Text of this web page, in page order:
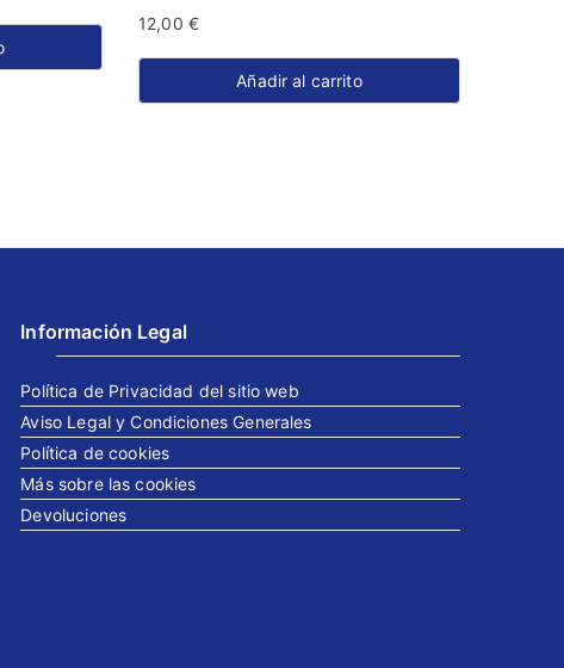
12,00 €
Añadir al carrito
Información Legal
Política de Privacidad del sitio web
Aviso Legal y Condiciones Generales
Política de cookies
Más sobre las cookies
Devoluciones